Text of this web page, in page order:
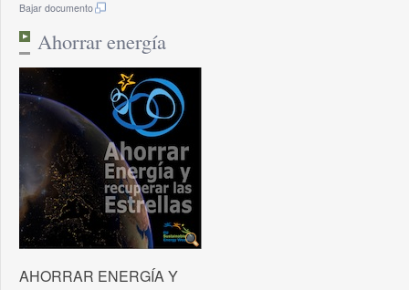
Bajar documento
Ahorrar energía
AHORRAR ENERGÍA Y